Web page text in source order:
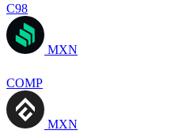
C98
MXN
COMP
MXN